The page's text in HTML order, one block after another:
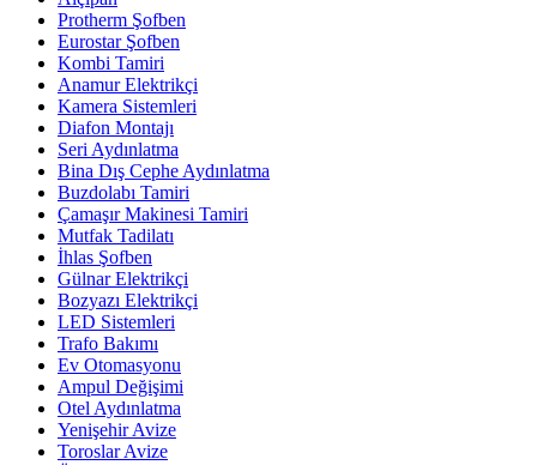
Protherm Şofben
Eurostar Şofben
Kombi Tamiri
Anamur Elektrikçi
Kamera Sistemleri
Diafon Montajı
Seri Aydınlatma
Bina Dış Cephe Aydınlatma
Buzdolabı Tamiri
Çamaşır Makinesi Tamiri
Mutfak Tadilatı
İhlas Şofben
Gülnar Elektrikçi
Bozyazı Elektrikçi
LED Sistemleri
Trafo Bakımı
Ev Otomasyonu
Ampul Değişimi
Otel Aydınlatma
Yenişehir Avize
Toroslar Avize